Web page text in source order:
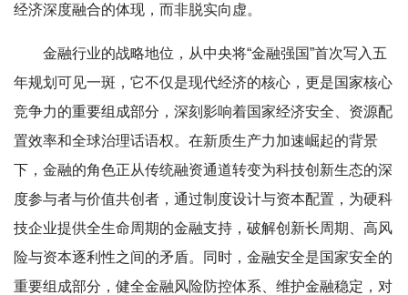
经济深度融合的体现，而非脱实向虚。
金融行业的战略地位，从中央将“金融强国”首次写入五
年规划可见一斑，它不仅是现代经济的核心，更是国家核心
竞争力的重要组成部分，深刻影响着国家经济安全、资源配
置效率和全球治理话语权。在新质生产力加速崛起的背景
下，金融的角色正从传统融资通道转变为科技创新生态的深
度参与者与价值共创者，通过制度设计与资本配置，为硬科
技企业提供全生命周期的金融支持，破解创新长周期、高风
险与资本逐利性之间的矛盾。同时，金融安全是国家安全的
重要组成部分，健全金融风险防控体系、维护金融稳定，对